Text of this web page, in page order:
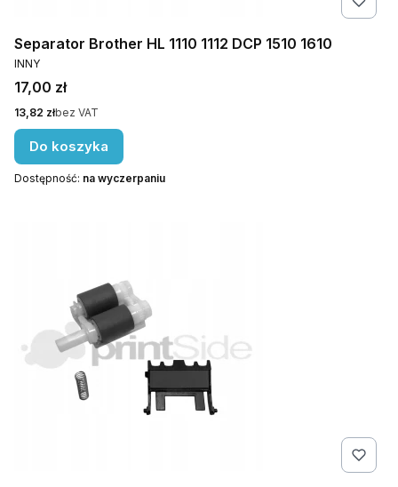
Separator Brother HL 1110 1112 DCP 1510 1610
PRODUCENT
INNY
Cena
17,00 zł
Cena
13,82 złbez VAT
Do koszyka
Dostępność: na wyczerpaniu